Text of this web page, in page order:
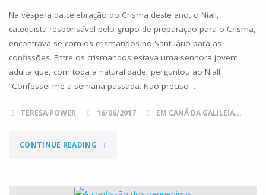
Na véspera da celebração do Crisma deste ano, o Niall,
catequista responsável pelo grupo de preparação para o Crisma,
encontrava-se com os crismandos no Santuário para as
confissões. Entre os crismandos estava uma senhora jovem
adulta que, com toda a naturalidade, perguntou ao Niall:
“Confessei-me a semana passada. Não preciso …
TERESA POWER 16/06/2017 EM CANÁ DA GALILEIA...
CONTINUE READING"A
A